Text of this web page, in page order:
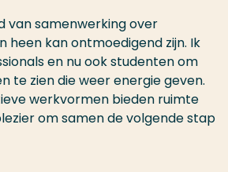
van samenwerking over
heen kan ontmoedigend zijn. Ik
en nu ook studenten om
te zien die weer energie geven.
werkvormen bieden ruimte
om samen de volgende stap